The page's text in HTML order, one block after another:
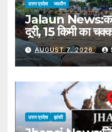
उत्तर प्रदेश जालौन
Jalaun
दूरी, 15 किमी का
Distance To
Increased,
Detour
AUGUST 7, 2026
उत्तर प्रदेश झांसी